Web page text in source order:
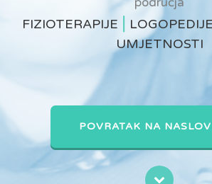
FIZIOTERAPIJE | LOGOPEDIJE
UMJETNOSTI
POVRATAK NA